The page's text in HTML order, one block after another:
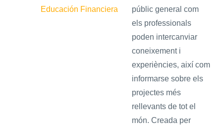
Educación Financiera
públic general com
els professionals
poden intercanviar
coneixement i
experiències, així com
informarse sobre els
projectes més
rellevants de tot el
món. Creada per